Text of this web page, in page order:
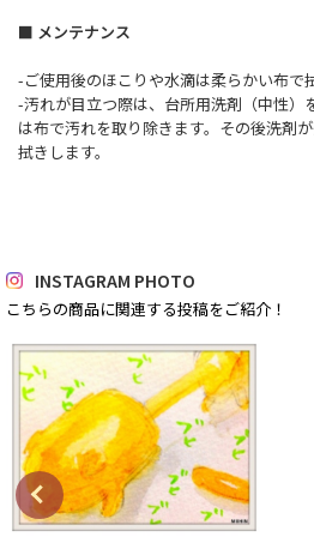
■ メンテナンス
-ご使用後のほこりや水滴は柔らかい布で
-汚れが目立つ際は、台所用洗剤（中性）
は布で汚れを取り除きます。その後洗剤
拭きします。
INSTAGRAM PHOTO
こちらの商品に関連する投稿をご紹介！